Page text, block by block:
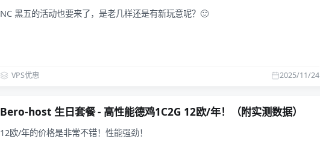
NC 黑五的活动也要来了，是老几样还是有新玩意呢？🙂
2025/11/24
VPS优惠
Bero-host 生日套餐 - 高性能德鸡1C2G 12欧/年！（附实测数据）
12欧/年的价格是非常不错！性能强劲！